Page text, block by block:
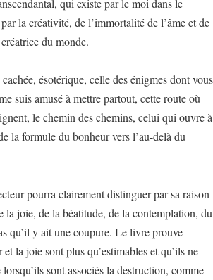
qui existe par le moi dans le
la créativité, de l’immortalité de l’âme et de
du monde.
ésotérique, celle des énigmes dont vous
suis amusé à mettre partout, cette route où
le chemin des chemins, celui qui ouvre à
la formule du bonheur vers l’au-delà du
pourra clairement distinguer par sa raison
la joie, de la béatitude, de la contemplation, du
qu’il y ait une coupure. Le livre prouve
la joie sont plus qu’estimables et qu’ils ne
sont associés la destruction, comme